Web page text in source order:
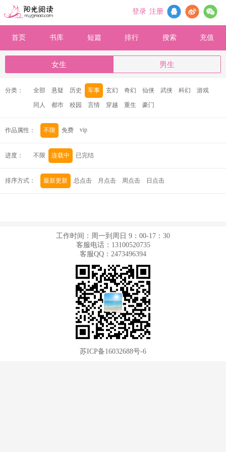
登录 注册
首页 书库 短篇 排行 搜索 充值
女生 男生
分类： 全部 悬疑 历史 军事 玄幻 奇幻 仙侠 武侠 科幻 游戏
同人 都市 校园 言情 穿越 重生 豪门
作品属性： 不限 免费 vip
进度： 不限 连载中 已完结
排序方式： 最新更新 总点击 月点击 周点击 日点击
工作时间：周一到周日 9：00-17：30
客服电话：13100520735
客服QQ：2473496394
苏ICP备16032688号-6